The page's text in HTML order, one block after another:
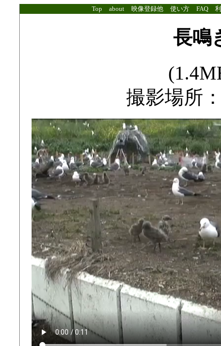
Top about 映像登録他 使い方 FAQ
長鳴
撮影場所